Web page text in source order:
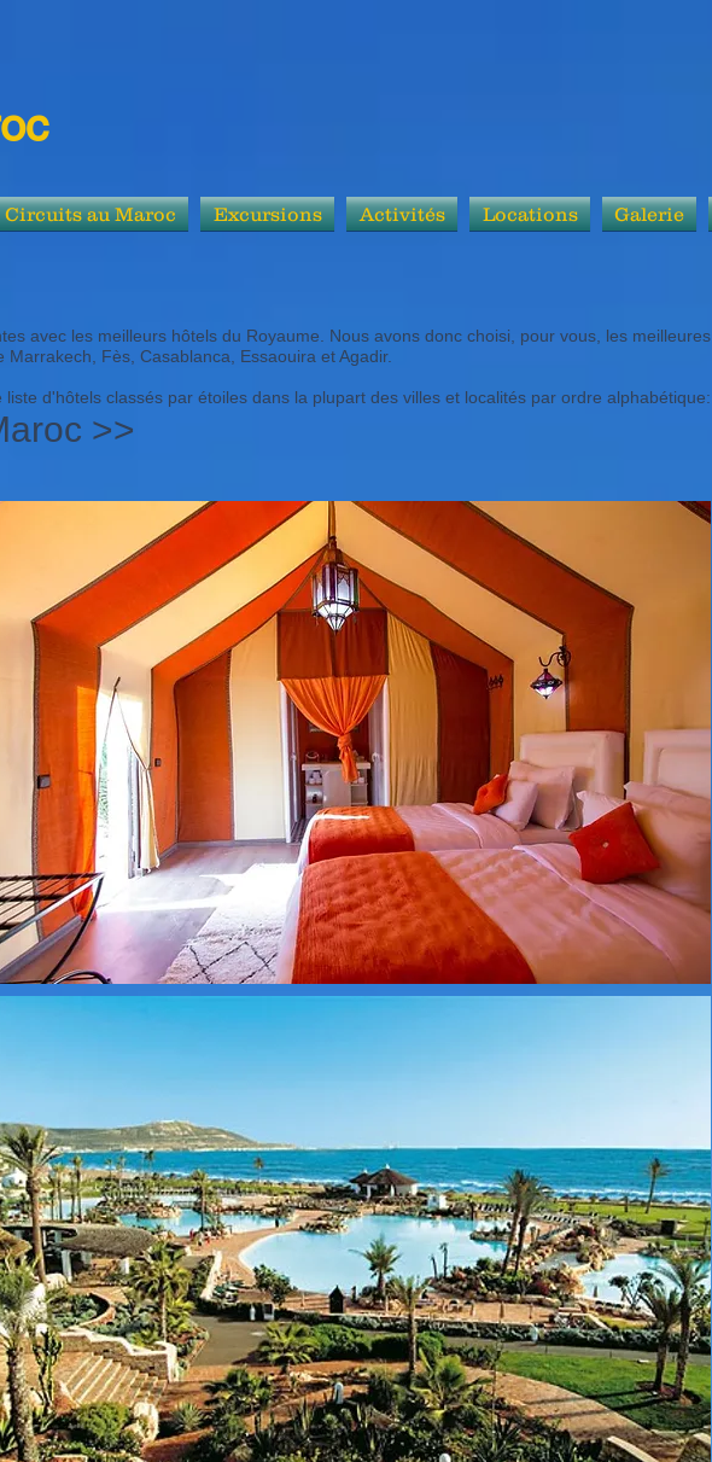
Circuits au Maroc Excursions Activités Locations Galerie
avec les meilleurs hôtels du Royaume. Nous avons donc choisi, pour vous, les meilleures
Fès, Casablanca, Essaouira et Agadir.
d'hôtels classés par étoiles dans la plupart des villes et localités par ordre alphabétique:
>>